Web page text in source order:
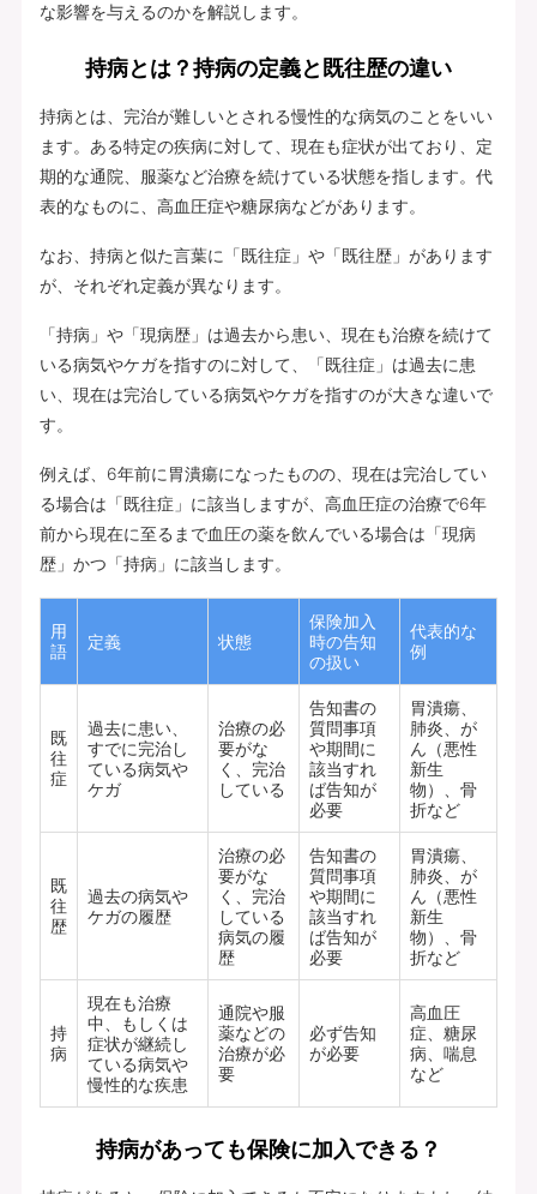
な影響を与えるのかを解説します。
持病とは？持病の定義と既往歴の違い
持病とは、完治が難しいとされる慢性的な病気のことをいい
ます。ある特定の疾病に対して、現在も症状が出ており、定
期的な通院、服薬など治療を続けている状態を指します。代
表的なものに、高血圧症や糖尿病などがあります。
なお、持病と似た言葉に「既往症」や「既往歴」があります
が、それぞれ定義が異なります。
「持病」や「現病歴」は過去から患い、現在も治療を続けて
いる病気やケガを指すのに対して、「既往症」は過去に患
い、現在は完治している病気やケガを指すのが大きな違いで
す。
例えば、6年前に胃潰瘍になったものの、現在は完治してい
る場合は「既往症」に該当しますが、高血圧症の治療で6年
前から現在に至るまで血圧の薬を飲んでいる場合は「現病
歴」かつ「持病」に該当します。
用
語
定義 状態
保険加入
時の告知
の扱い
代表的な
例
既
往
症
過去に患い、
すでに完治し
ている病気や
ケガ
治療の必
要がな
く、完治
している
告知書の
質問事項
や期間に
該当すれ
ば告知が
必要
胃潰瘍、
肺炎、が
ん（悪性
新生
物）、骨
折など
既
往
歴
過去の病気や
ケガの履歴
治療の必
要がな
く、完治
している
病気の履
歴
告知書の
質問事項
や期間に
該当すれ
ば告知が
必要
胃潰瘍、
肺炎、が
ん（悪性
新生
物）、骨
折など
持
病
現在も治療
中、もしくは
症状が継続し
ている病気や
慢性的な疾患
通院や服
薬などの
治療が必
要
必ず告知
が必要
高血圧
症、糖尿
病、喘息
など
持病があっても保険に加入できる？